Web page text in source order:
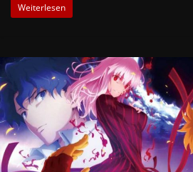
Weiterlesen